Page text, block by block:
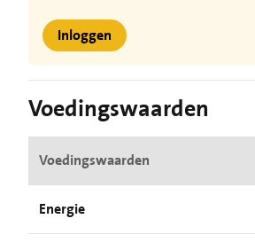
Inloggen
Voedingswaarden
Voedingswaarden
Energie